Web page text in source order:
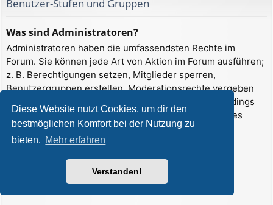
Diese Website nutzt Cookies, um dir den
bestmöglichen Komfort bei der Nutzung zu
bieten. Mehr erfahren
Verstanden!
Benutzer-Stufen und Gruppen
Was sind Administratoren?
Administratoren haben die umfassendsten Rechte im
Forum. Sie können jede Art von Aktion im Forum ausführen;
z. B. Berechtigungen setzen, Mitglieder sperren,
Benutzergruppen erstellen, Moderationsrechte vergeben
usw. Die Rechte, die ein Administrator hat, sind allerdings
davon abhängig, welche Rechte ihnen ein Gründer des
Forums oder ein anderer Administrator erteilt hat.
Administratoren können auch volle
entsprechende Recht erteilt wurde.